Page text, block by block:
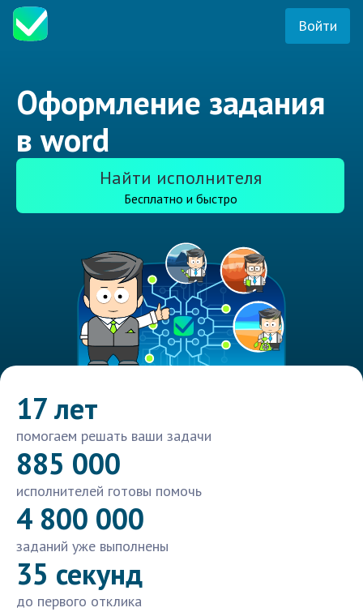
Войти
Оформление задания
в word
Найти исполнителя
Бесплатно и быстро
17 лет
помогаем решать ваши задачи
885 000
исполнителей готовы помочь
4 800 000
заданий уже выполнены
35 секунд
до первого отклика